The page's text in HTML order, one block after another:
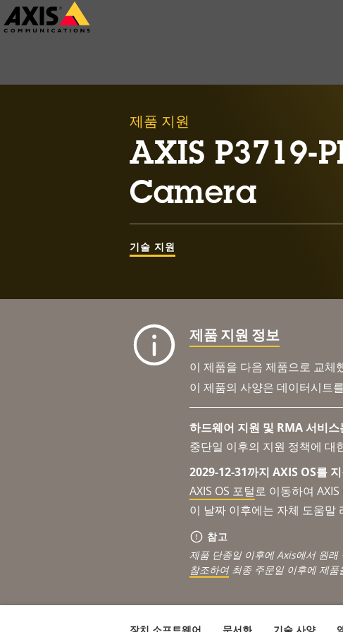
주
요
제품 지원
AXIS P3719-
Camera
기술 지원
제품 지원 정보
이 제품을 다음 제품으로 교체
이 제품의 사양은 데이터시트
하드웨어 지원 및 RMA 서비
중단일 이후의 지원 정책에 대
2029-12-31까지 AXIS OS를
AXIS OS 포털로 이동하여
이 날짜 이후에는 자체 도움말
참고
제품 단종일 이후에 Axis에서 원
참조하여최종 주문일 이후에 제품